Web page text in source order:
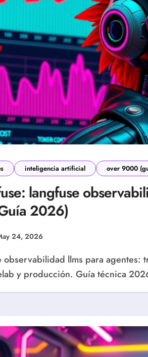
inteligencia artificial over 9000
langfuse
2026)
24, 2026
y producción. Guía técnica